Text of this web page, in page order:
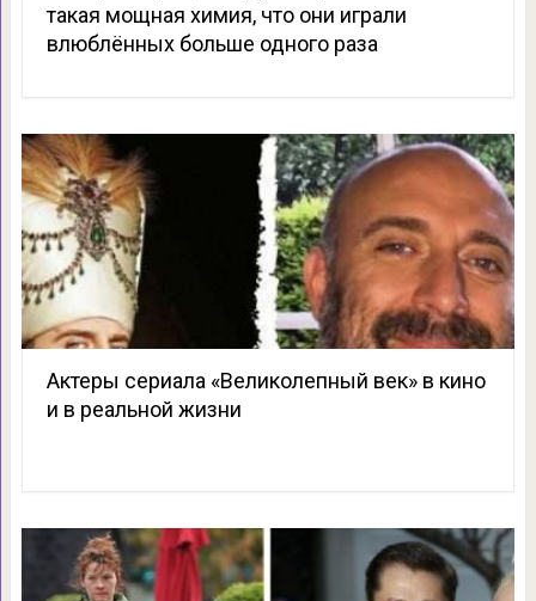
такая мощная химия, что они играли
влюблённых больше одного раза
Актеры сериала «Великолепный век» в кино
и в реальной жизни